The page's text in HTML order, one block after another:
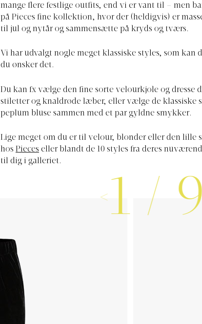
mange flere festlige outfits, end vi er vant til – men
på Pieces fine kollektion, hvor der (heldigvis) er
til jul og nytår og sammensætte på kryds og tværs.
Vi har udvalgt nogle meget klassiske styles, som kan
du ønsker det.
Du kan fx vælge den fine sorte velourkjole og dresse
stiletter og knaldrøde læber, eller vælge de klassiske
peplum bluse sammen med et par gyldne smykker.
Lige meget om du er til velour, blonder eller den lille
hos Pieces eller blandt de 10 styles fra deres
til dig i galleriet.
1 / 9